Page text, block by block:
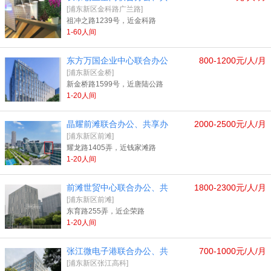
[浦东新区金科路广兰路]
祖冲之路1239号，近金科路
1-60人间
800-1200元/人/月
东方万国企业中心联合办公
[浦东新区金桥]
新金桥路1599号，近唐陆公路
1-20人间
2000-2500元/人/月
晶耀前滩联合办公、共享办
[浦东新区前滩]
耀龙路1405弄，近钱家滩路
1-20人间
1800-2300元/人/月
前滩世贸中心联合办公、共
[浦东新区前滩]
东育路255弄，近企荣路
1-20人间
700-1000元/人/月
张江微电子港联合办公、共
[浦东新区张江高科]